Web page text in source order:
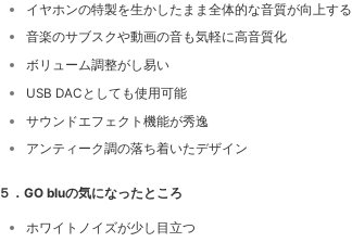
イヤホンの特製を生かしたまま全体的な音質が向上する
音楽のサブスクや動画の音も気軽に高音質化
ボリューム調整がし易い
USB DACとしても使用可能
サウンドエフェクト機能が秀逸
アンティーク調の落ち着いたデザイン
５．GO bluの気になったところ
ホワイトノイズが少し目立つ